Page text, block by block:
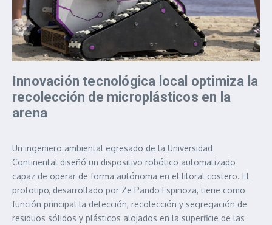
Innovación tecnológica local optimiza la
recolección de microplásticos en la
arena
Un ingeniero ambiental egresado de la Universidad
Continental diseñó un dispositivo robótico automatizado
capaz de operar de forma autónoma en el litoral costero. El
prototipo, desarrollado por Ze Pando Espinoza, tiene como
función principal la detección, recolección y segregación de
residuos sólidos y plásticos alojados en la superficie de las